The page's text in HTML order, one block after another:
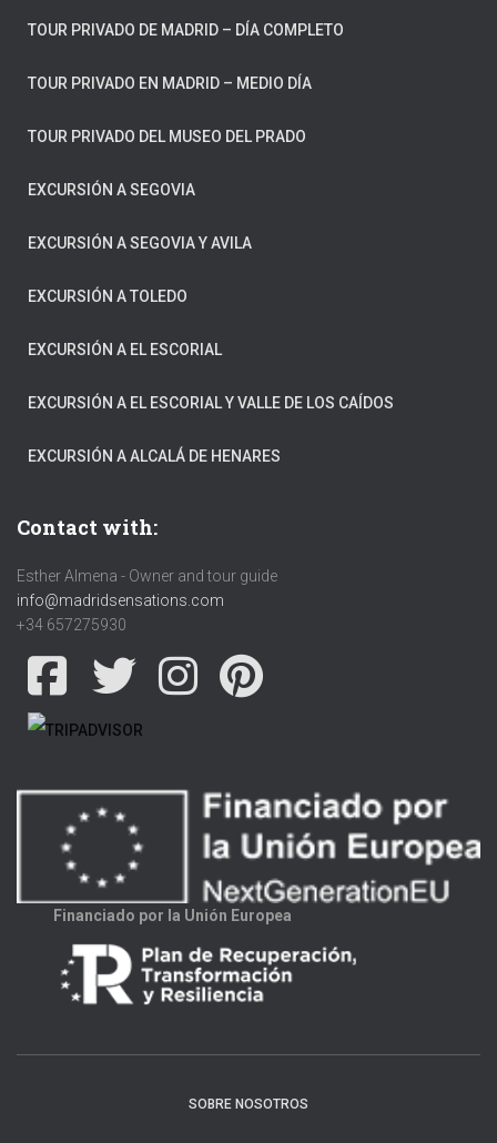
TOUR PRIVADO DE MADRID – DÍA COMPLETO
TOUR PRIVADO EN MADRID – MEDIO DÍA
TOUR PRIVADO DEL MUSEO DEL PRADO
EXCURSIÓN A SEGOVIA
EXCURSIÓN A SEGOVIA Y AVILA
EXCURSIÓN A TOLEDO
EXCURSIÓN A EL ESCORIAL
EXCURSIÓN A EL ESCORIAL Y VALLE DE LOS CAÍDOS
EXCURSIÓN A ALCALÁ DE HENARES
Contact with:
Esther Almena - Owner and tour guide
info@madridsensations.com
+34 657275930
Financiado por la Unión Europea
SOBRE NOSOTROS